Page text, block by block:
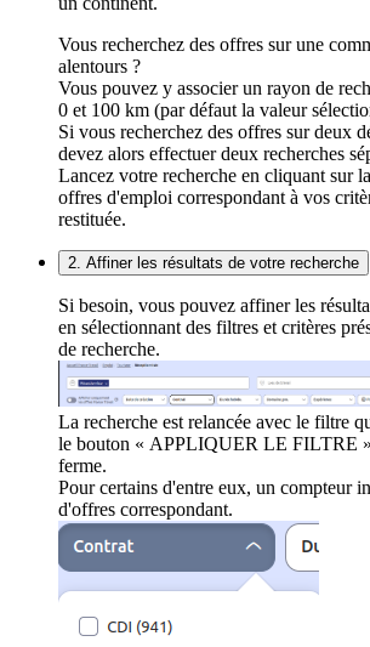
Vous recherchez des offres sur une
alentours ?
Vous pouvez y associer un rayon de
0 et 100 km (par défaut la valeur
Si vous recherchez des offres sur deux
devez alors effectuer deux recherches
Lancez votre recherche en cliquant sur
offres d'emploi correspondant à vos
restituée.
2. Affiner les résultats de votre recherche
Si besoin, vous pouvez affiner les
en sélectionnant des filtres et critères
de recherche.
La recherche est relancée avec le filtre
le bouton « APPLIQUER LE FILTRE
ferme.
Pour certains d'entre eux, un compteur
d'offres correspondant.